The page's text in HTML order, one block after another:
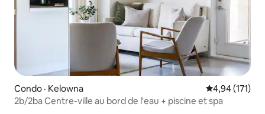
Condo · Kelowna Note
4,94 (171)
2b/2ba Centre-ville au bord de l'eau + piscine et spa